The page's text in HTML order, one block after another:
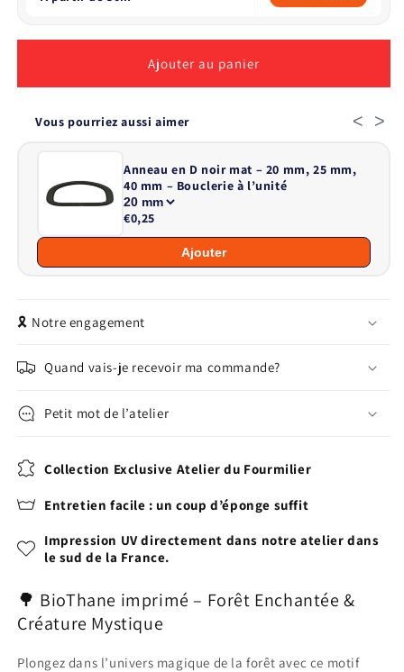
Ajouter au panier
Vous pourriez aussi aimer < >
Anneau en D noir mat – 20 mm, 25 mm,
40 mm – Bouclerie à l’unité
€0,25
Ajouter
🎗️ Notre engagement
Quand vais-je recevoir ma commande?
Petit mot de l’atelier
Collection Exclusive Atelier du Fourmilier
Entretien facile : un coup d’éponge suffit
Impression UV directement dans notre atelier dans
le sud de la France.
🌳 BioThane imprimé – Forêt Enchantée &
Créature Mystique
Plongez dans l’univers magique de la forêt avec ce motif